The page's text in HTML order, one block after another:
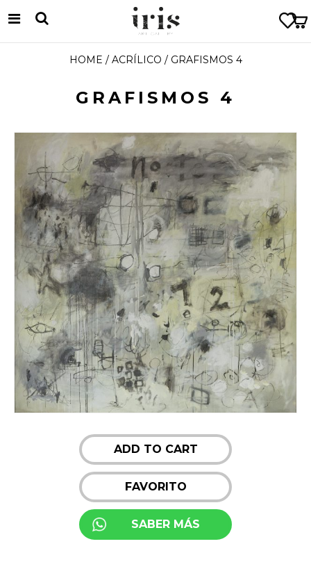
HOME / ACRÍLICO / GRAFISMOS 4
GRAFISMOS 4
ADD TO CART
FAVORITO
SABER MÁS